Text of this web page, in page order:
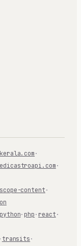
·
·
content ·
python· php · react ·
· transits ·